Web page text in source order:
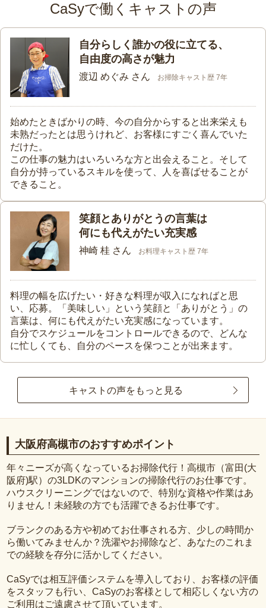
CaSyで働くキャストの声
自分らしく誰かの役に立てる、
自由度の高さが魅力
渡辺 めぐみ さん お掃除キャスト歴 7年
始めたときばかりの時、今の自分からすると出来栄えも
未熟だったとは思うけれど、お客様にすごく喜んでいた
だけた。
この仕事の魅力はいろいろな方と出会えること。そして
自分が持っているスキルを使って、人を喜ばせることが
できること。
笑顔とありがとうの言葉は
何にも代えがたい充実感
神崎 桂 さん お料理キャスト歴 7年
料理の幅を広げたい・好きな料理が収入になればと思
い、応募。「美味しい」という笑顔と「ありがとう」の
言葉は、何にも代えがたい充実感になっています。
自分でスケジュールをコントロールできるので、どんな
に忙しくても、自分のペースを保つことが出来ます。
キャストの声をもっと見る
大阪府高槻市のおすすめポイント
年々ニーズが高くなっているお掃除代行！高槻市（富田(大
阪府)駅）の3LDKのマンションの掃除代行のお仕事です。
ハウスクリーニングではないので、特別な資格や作業はあ
りません！未経験の方でも活躍できるお仕事です。
ブランクのある方や初めてお仕事される方、少しの時間か
ら働いてみませんか？洗濯やお掃除など、あなたのこれま
での経験を存分に活かしてください。
CaSyでは相互評価システムを導入しており、お客様の評価
をスタッフも行い、CaSyのお客様として相応しくない方の
ご利用はご遠慮させて頂いています。